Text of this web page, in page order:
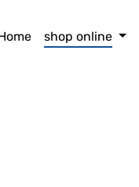
shop online